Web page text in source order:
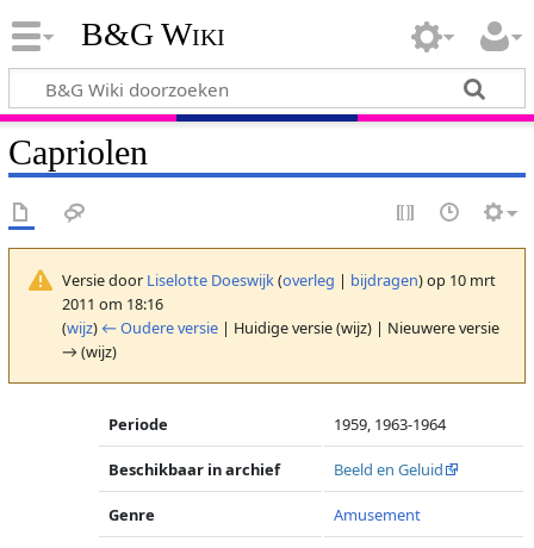
B&G Wiki
Capriolen
Versie door Liselotte Doeswijk(overleg | bijdragen)op 10 mrt
2011 om 18:16
(wijz) ← Oudere versie| Huidige versie (wijz) | Nieuwere versie
→ (wijz)
Periode 1959, 1963-1964
Beschikbaar in archief Beeld en Geluid
Genre Amusement